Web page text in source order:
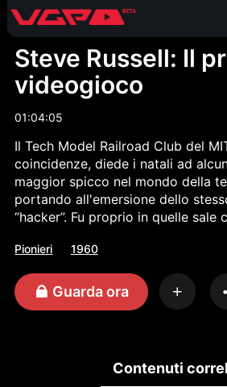
Steve Russell: Il
videogioco
01:04:05
Il Tech Model Railroad Club del
coincidenze, diede i natali ad
maggior spicco nel mondo della
portando all'emersione dello
“hacker”. Fu proprio in quelle sale
primo videogioco largamente
tempi. Come andarono realmente
racconta proprio Steve Russell, il
mentore di Bill Gates e Paul Allen.
Pionieri 1960
Guarda ora
Contenuti